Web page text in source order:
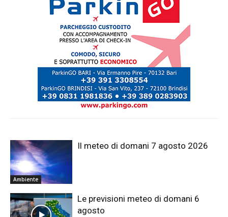
Ambiente
Il meteo di domani 7 agosto 2026
Le previsioni meteo di domani 6
agosto